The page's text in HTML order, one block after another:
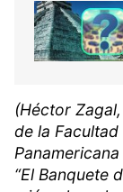
(Héctor
de la
“El Banquete